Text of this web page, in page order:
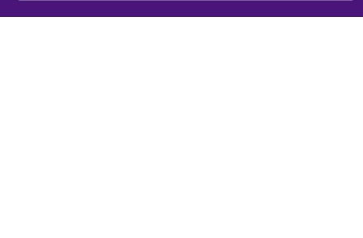
項目介紹